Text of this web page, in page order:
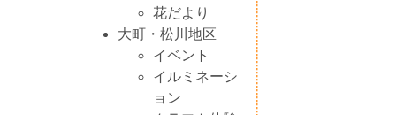
花だより
大町・松川地区
イベント
イルミネーシ
ョン